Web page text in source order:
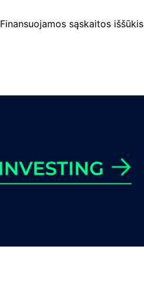
Finansuojamos sąskaitos iššūkis